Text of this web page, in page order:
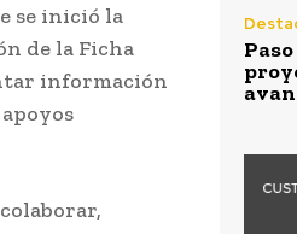
se inició la
de la Ficha
información